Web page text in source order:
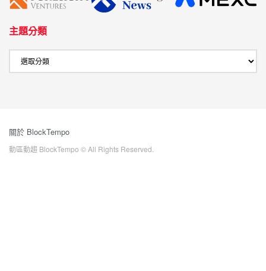
主題分類
關於 BlockTempo
動區動趨 BlockTempo © All Rights Reserved.